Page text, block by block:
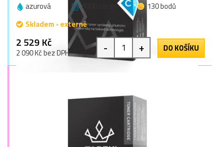
azurová 8000 stran
130 bodů
Skladem - externě
2 529 Kč
2 090 Kč bez DPH - + DO KOŠÍKU